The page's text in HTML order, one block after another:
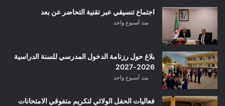
اجتماع تنسيقي عبر تقنية التحاضر عن بعد
منذ أسبوع واحد
بلاغ حول رزنامة الدخول المدرسي للسنة الدراسية
2026-2027
منذ أسبوع واحد
فعاليات الحفل الولائي لتكريم متفوقي الامتحانات